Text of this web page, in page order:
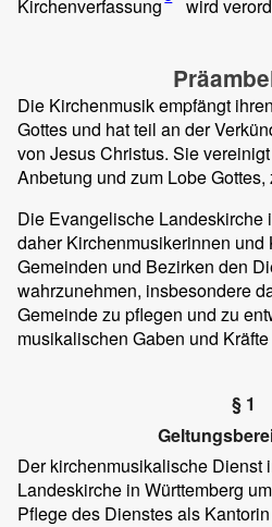
Kirchenverfassung
wird
Die Kirchenmusik empfängt
Gottes und hat teil an der
von Jesus Christus. Sie
Anbetung und zum Lobe
Die Evangelische Landeskirche
daher Kirchenmusikerinnen und
Gemeinden und Bezirken den
wahrzunehmen, insbesondere
Gemeinde zu pflegen und zu
musikalischen Gaben und
§ 1
Der kirchenmusikalische Dienst
Landeskirche in Württemberg
Pflege des Dienstes als